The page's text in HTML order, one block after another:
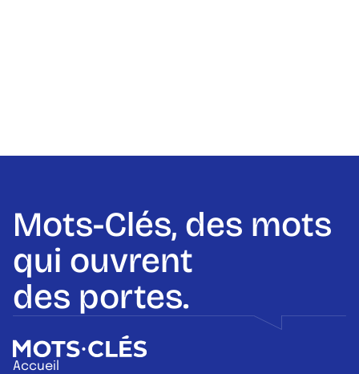
Mots-Clés, des mots
qui ouvrent
des portes.
Retour à l'accueil
Accueil